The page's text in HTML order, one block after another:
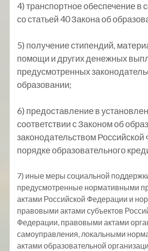
4) транспортное обеспечение в
со статьей 40 Закона об
5) получение стипендий,
помощи и других денежных
предусмотренных
образовании;
6) предоставление в
соответствии с Законом об
законодательством
порядке образовательного
7) иные меры социальной
предусмотренные нормативными
актами Российской Федерации и
правовыми актами субъектов
Федерации, правовыми актами
самоуправления, локальными
актами образовательной